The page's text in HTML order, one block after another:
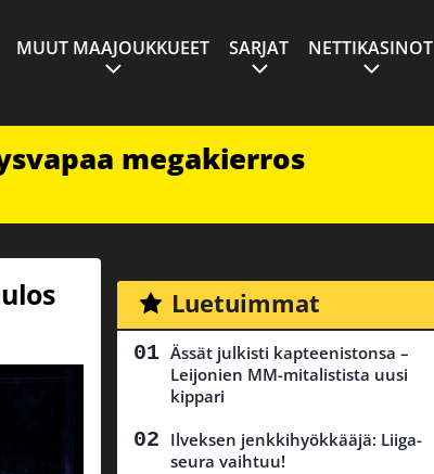
MUUT MAAJOUKKUEET SARJAT NETTIKASINOT
megakierros
Luetuimmat
Ässät julkisti kapteenistonsa –
Leijonien MM-mitalistista uusi
kippari
Ilveksen jenkkihyökkääjä: Liiga-
seura vaihtuu!